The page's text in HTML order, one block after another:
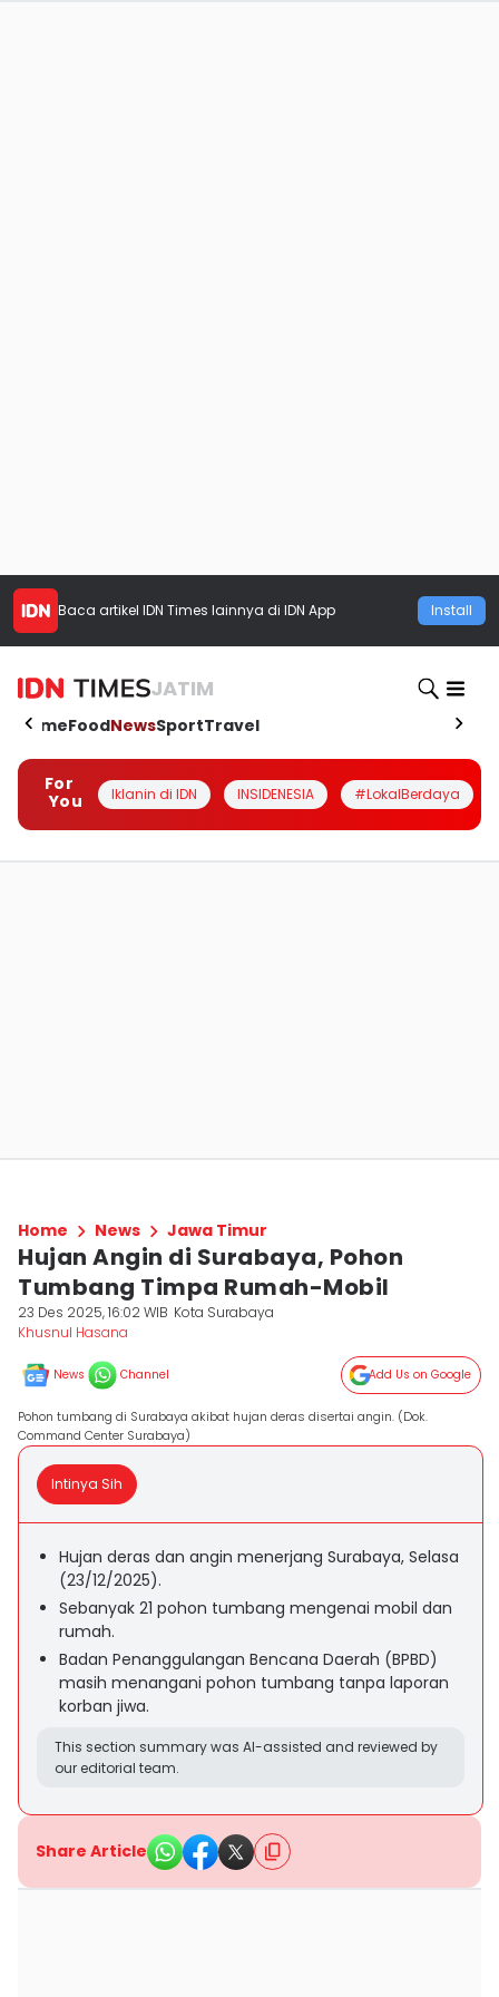
Baca artikel IDN Times lainnya di IDN App Install
JATIM
HomeFoodNewsSportTravel
For
You
Iklanin di IDN INSIDENESIA #LokalBerdaya
Home News Jawa Timur
Hujan Angin di Surabaya, Pohon
Tumbang Timpa Rumah-Mobil
23 Des 2025, 16:02 WIB Kota Surabaya
Khusnul Hasana
News Channel Add Us on Google
Pohon tumbang di Surabaya akibat hujan deras disertai angin. (Dok.
Command Center Surabaya)
Intinya Sih
Hujan deras dan angin menerjang Surabaya, Selasa
(23/12/2025).
Sebanyak 21 pohon tumbang mengenai mobil dan
rumah.
Badan Penanggulangan Bencana Daerah (BPBD)
masih menangani pohon tumbang tanpa laporan
korban jiwa.
This section summary was AI-assisted and reviewed by
our editorial team.
Share Article